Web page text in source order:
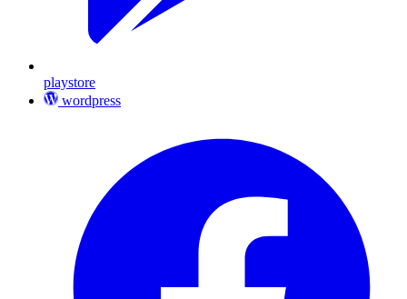
playstore
wordpress